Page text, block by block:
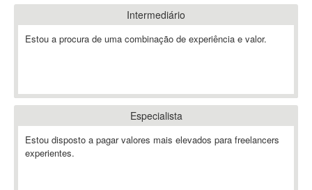
ABAP
Abaqus
ABBYY FineReader
Ableton
Ableton Push
Abstract
Intermediário
Estou a procura de uma combinação de experiência e valor.
Especialista
Estou disposto a pagar valores mais elevados para freelancers
experientes.